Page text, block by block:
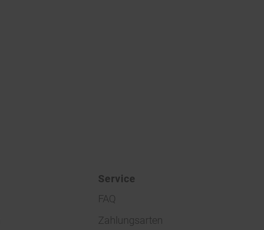
Service
FAQ
Zahlungsarten